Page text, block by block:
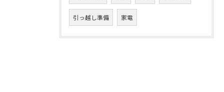
引っ越し準備 家電